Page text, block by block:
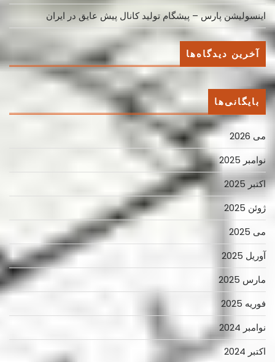
اینسولیشن پارس – پیشگام تولید کانال پیش عایق در ایران
آخرین دیدگاه‌ها
بایگانی‌ها
می 2026
نوامبر 2025
اکتبر 2025
ژوئن 2025
می 2025
آوریل 2025
مارس 2025
فوریه 2025
نوامبر 2024
اکتبر 2024